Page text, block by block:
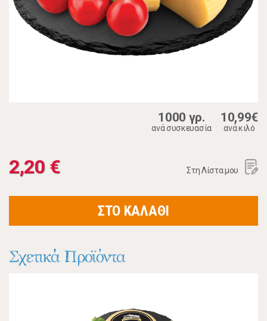
1000 γρ.
ανά συσκευασία
10,99€
ανά κιλό
2,20 € Στη Λίστα μου
ΣΤΟ ΚΑΛΑΘΙ
Σχετικά Προϊόντα